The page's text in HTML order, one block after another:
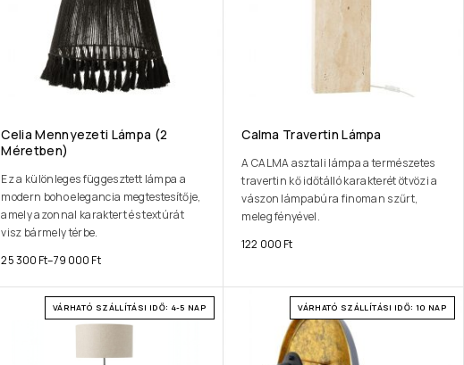
Celia Mennyezeti Lámpa (2
Méretben)
Ez a különleges függesztett lámpa a
modern boho elegancia megtestesítője,
amely azonnal karaktert és textúrát
visz bármely térbe.
25 300 Ft–79 000 Ft
Calma Travertin Lámpa
A CALMA asztali lámpa a természetes
travertin kő időtálló karakterét ötvözi a
vászon lámpabúra finoman szűrt,
meleg fényével.
122 000 Ft
VÁRHATÓ SZÁLLÍTÁSI IDŐ: 4-5 NAP VÁRHATÓ SZÁLLÍTÁSI IDŐ: 10 NAP